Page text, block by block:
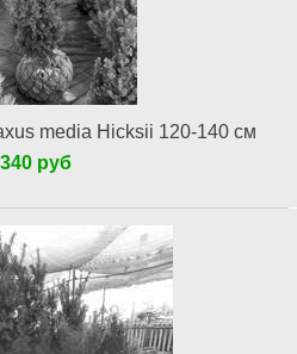
media Hicksii 120-140 см
руб